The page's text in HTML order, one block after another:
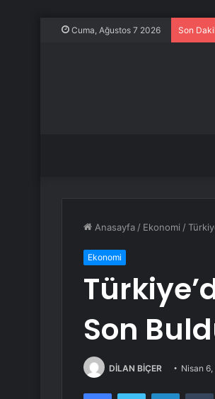
Cuma, Ağustos 7 2026 Son
Anasayfa / Ekonomi /
Ekonomi
Son
DİLAN BİÇER Nisan
FacebookTwitter LinkedIn